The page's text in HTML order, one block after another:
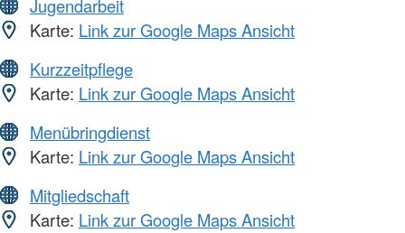
Jugendarbeit
Karte: Link zur Google Maps Ansicht
Kurzzeitpflege
Karte: Link zur Google Maps Ansicht
Menübringdienst
Karte: Link zur Google Maps Ansicht
Mitgliedschaft
Karte: Link zur Google Maps Ansicht